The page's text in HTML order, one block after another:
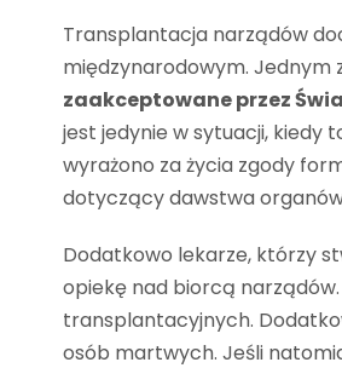
Transplantacja narządów
międzynarodowym. Jednym
zaakceptowane przez
jest jedynie w sytuacji, kiedy
wyrażono za życia zgody
dotyczący dawstwa
Dodatkowo lekarze, którzy
opiekę nad biorcą
transplantacyjnych.
osób martwych. Jeśli